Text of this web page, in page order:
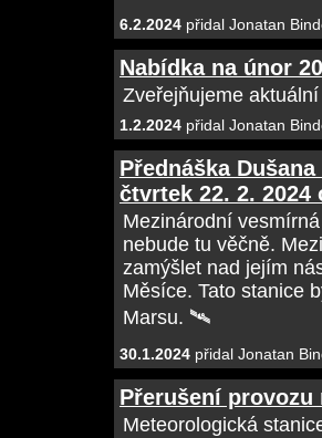
6.2.2024 přidal Jonatan
Nabídka na únor
Zveřejňujeme
1.2.2024 přidal Jonatan
Přednáška
čtvrtek 22. 2. 2024
Mezinárodní
nebude tu věčně.
zamýšlet nad jejím
Měsíce. Tato stanice
Marsu. 🛰
30.1.2024 přidal Jonatan
Přerušení provozu
Meteorologická